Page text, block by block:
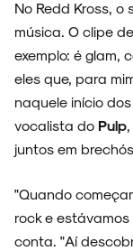
ENTREVISTAS
ESPECIAIS
No Redd Kross, o
música. O clipe
exemplo: é glam,
eles que, para
naquele início
vocalista do Pulp
juntos em
"Quando
rock e
conta. "Aí